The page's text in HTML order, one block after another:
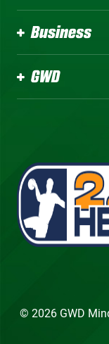
Business
GWD
© 2026 GWD